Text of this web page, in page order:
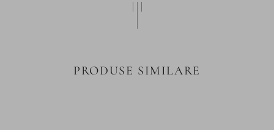
PRODUSE SIMILARE